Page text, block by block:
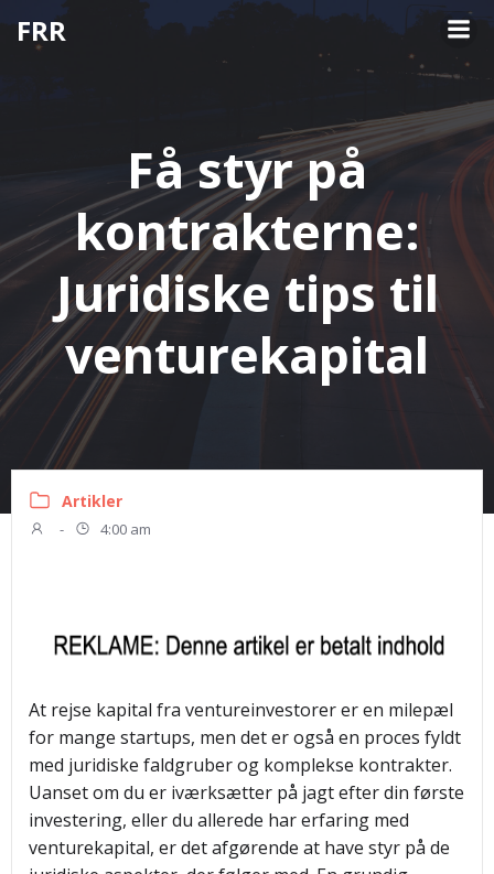
Videre
FRR
Få styr på
kontrakterne:
Juridiske tips til
venturekapital
Artikler
- 4:00 am
At rejse kapital fra ventureinvestorer er en milepæl
for mange startups, men det er også en proces fyldt
med juridiske faldgruber og komplekse kontrakter.
Uanset om du er iværksætter på jagt efter din første
investering, eller du allerede har erfaring med
venturekapital, er det afgørende at have styr på de